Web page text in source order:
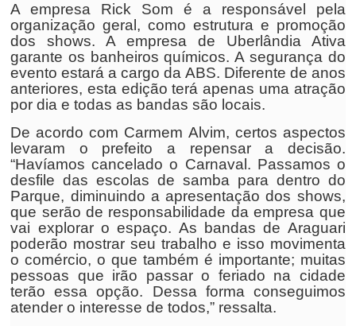
A empresa Rick Som é a responsável pela
organização geral, como estrutura e promoção
dos shows. A empresa de Uberlândia Ativa
garante os banheiros químicos. A segurança do
evento estará a cargo da ABS. Diferente de anos
anteriores, esta edição terá apenas uma atração
por dia e todas as bandas são locais.
De acordo com Carmem Alvim, certos aspectos
levaram o prefeito a repensar a decisão.
“Havíamos cancelado o Carnaval. Passamos o
desfile das escolas de samba para dentro do
Parque, diminuindo a apresentação dos shows,
que serão de responsabilidade da empresa que
vai explorar o espaço. As bandas de Araguari
poderão mostrar seu trabalho e isso movimenta
o comércio, o que também é importante; muitas
pessoas que irão passar o feriado na cidade
terão essa opção. Dessa forma conseguimos
atender o interesse de todos,” ressalta.